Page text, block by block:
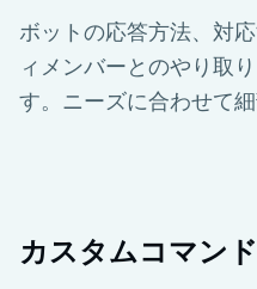
ボットの応答方法、対
ィメンバーとのやり取
す。ニーズに合わせて
カスタムコマンド